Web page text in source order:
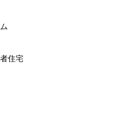
住宅